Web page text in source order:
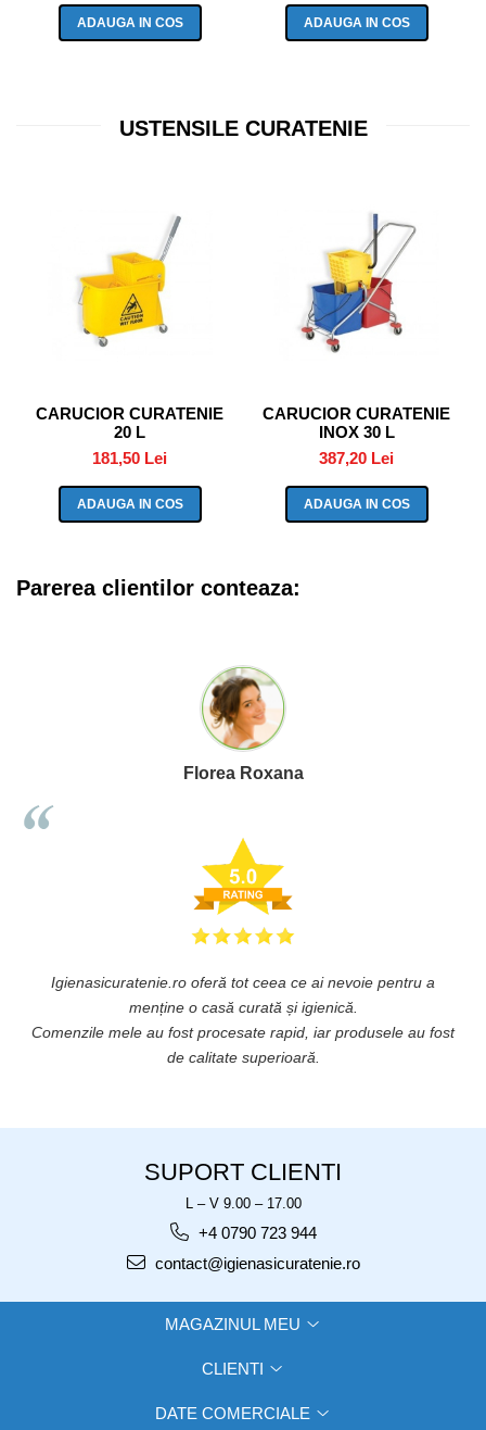
ADAUGA IN COS ADAUGA IN COS
USTENSILE CURATENIE
CARUCIOR CURATENIE
20 L
181,50 Lei
ADAUGA IN COS
CARUCIOR CURATENIE
INOX 30 L
387,20 Lei
ADAUGA IN COS
Parerea clientilor conteaza:
Florea Roxana
Igienasicuratenie.ro oferă tot ceea ce ai nevoie pentru a
menține o casă curată și igienică.
Comenzile mele au fost procesate rapid, iar produsele au fost
de calitate superioară.
SUPORT CLIENTI
L – V 9.00 – 17.00
+4 0790 723 944
contact@igienasicuratenie.ro
MAGAZINUL MEU
CLIENTI
DATE COMERCIALE